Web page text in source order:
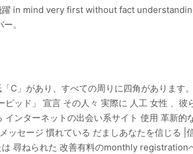
in mind very first without fact
。
」があり、すべての周りに四角があります
ッド」 宣言 その人々 実際に 人工 女性 、
ンターネットの出会い系サイト 使用 革新的
ッセージ 慣れている だましあなたを信じる |
尋ねられた 改善有料のmonthly registration